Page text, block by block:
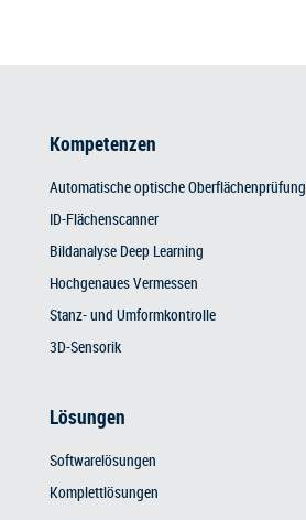
Kompetenzen
Automatische optische Oberflächenprüfung
ID-Flächenscanner
Bildanalyse Deep Learning
Hochgenaues Vermessen
Stanz- und Umformkontrolle
3D-Sensorik
Lösungen
Softwarelösungen
Komplettlösungen